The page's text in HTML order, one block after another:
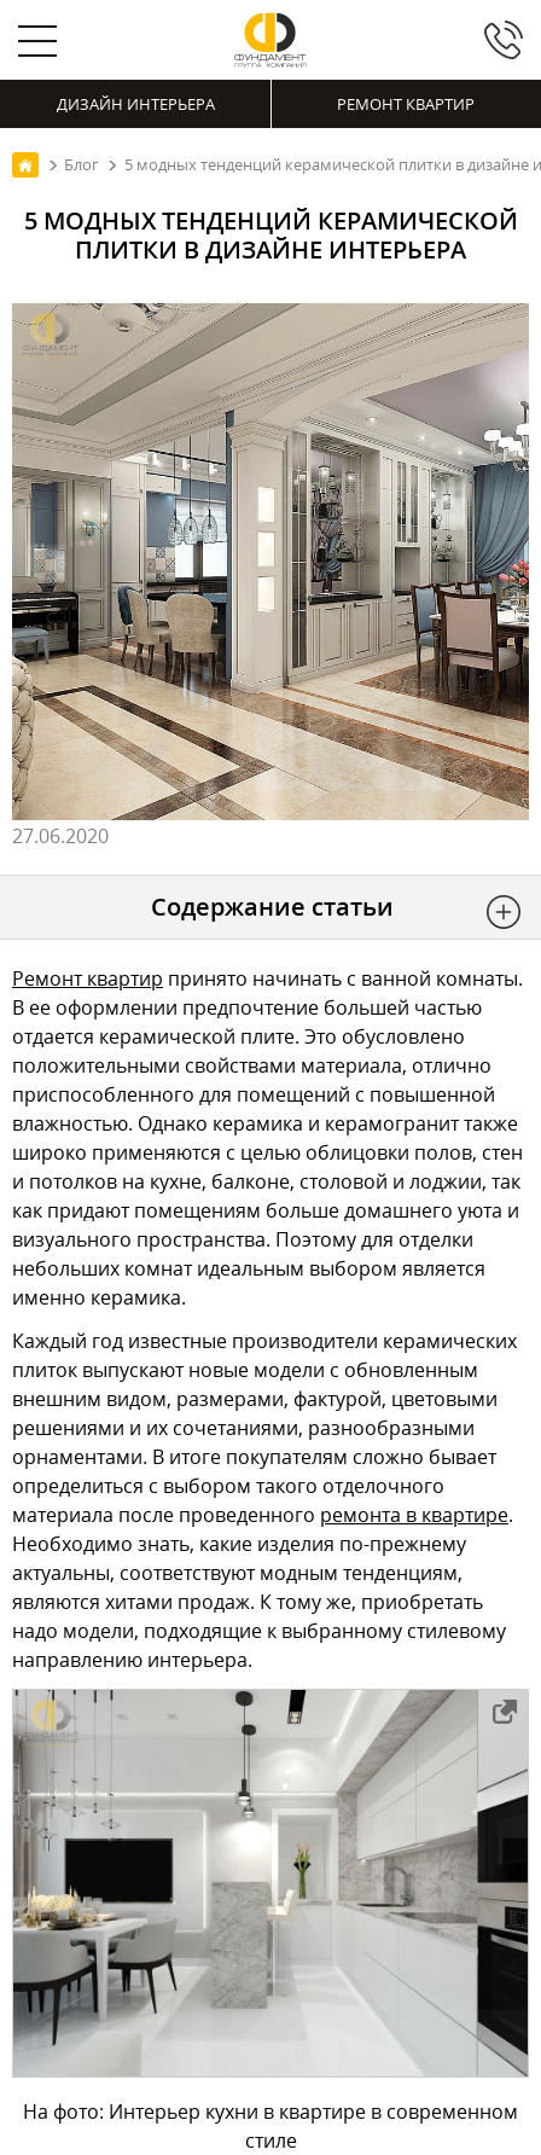
ДИЗАЙН ИНТЕРЬЕРА РЕМОНТ КВАРТИР
Блог 5 модных тенденций керамической плитки в дизайне
5 МОДНЫХ ТЕНДЕНЦИЙ КЕРАМИЧЕСКОЙ
ПЛИТКИ В ДИЗАЙНЕ ИНТЕРЬЕРА
27.06.2020
Содержание статьи
Ремонт квартир принято начинать с ванной комнаты.
В ее оформлении предпочтение большей частью
отдается керамической плите. Это обусловлено
положительными свойствами материала, отлично
приспособленного для помещений с повышенной
влажностью. Однако керамика и керамогранит также
широко применяются с целью облицовки полов, стен
и потолков на кухне, балконе, столовой и лоджии, так
как придают помещениям больше домашнего уюта и
визуального пространства. Поэтому для отделки
небольших комнат идеальным выбором является
именно керамика.
Каждый год известные производители керамических
плиток выпускают новые модели с обновленным
внешним видом, размерами, фактурой, цветовыми
решениями и их сочетаниями, разнообразными
орнаментами. В итоге покупателям сложно бывает
определиться с выбором такого отделочного
материала после проведенного ремонта в квартире.
Необходимо знать, какие изделия по-прежнему
актуальны, соответствуют модным тенденциям,
являются хитами продаж. К тому же, приобретать
надо модели, подходящие к выбранному стилевому
направлению интерьера.
На фото: Интерьер кухни в квартире в современном
стиле